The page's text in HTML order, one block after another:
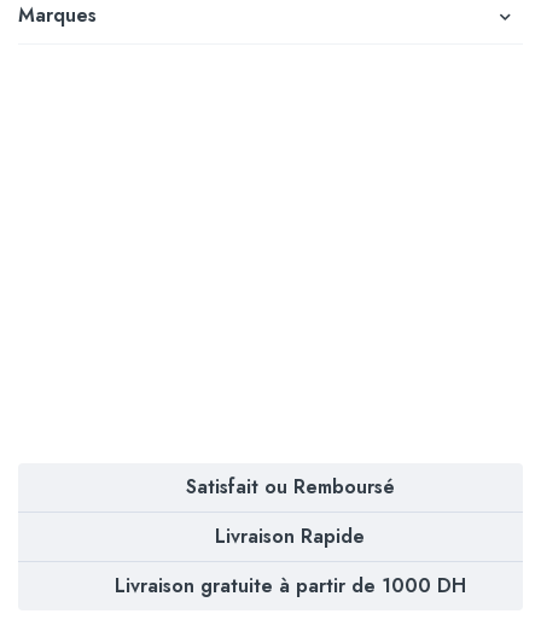
Marques
Satisfait ou Remboursé
Livraison Rapide
Livraison gratuite à partir de 1000 DH